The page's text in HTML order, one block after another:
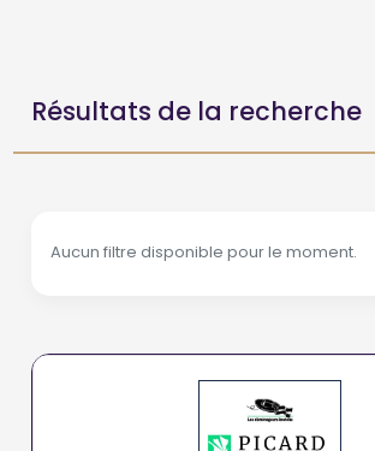
Résultats de la recherche
Aucun filtre disponible pour le moment.